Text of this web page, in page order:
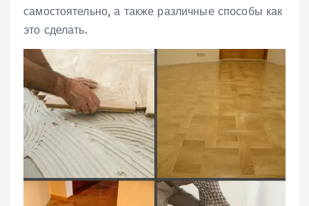
самостоятельно, а также различные способы как
это сделать.